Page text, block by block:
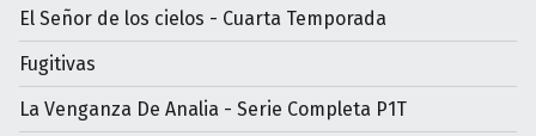
El Señor de los cielos - Cuarta Temporada
Fugitivas
La Venganza De Analia - Serie Completa P1T